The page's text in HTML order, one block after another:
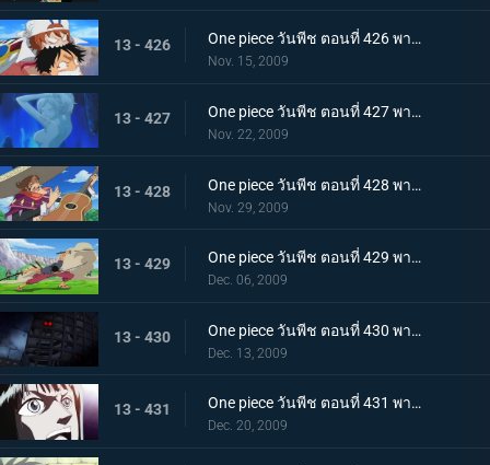
13 - 426 One piece วันพีช ตอนที่ 426 พากย์ไทย ตอนพิเศษก่อนเข้าภาคมูฟวี่ ความทะเยอทะยานของราชสีห์ทองคำที่เริ่มเคลื่อนไหว!
Nov. 15, 2009
13 - 427 One piece วันพีช ตอนที่ 427 พากย์ไทย ตอนพิเศษก่อนเข้าภาคมูฟวี่! ลิตเติ้ลอีสต์บลูที่ถูกหมายตา!
Nov. 22, 2009
13 - 428 One piece วันพีช ตอนที่ 428 พากย์ไทย ตอนพิเศษก่อนเข้าภาคมูฟวี่! โจรสลัดอามิโก้บุกโจมตี!
Nov. 29, 2009
13 - 429 One piece วันพีช ตอนที่ 429 พากย์ไทย ตอนพิเศษก่อนเข้าภาคมูฟวี่! ศึกชี้ชะตา ลูฟี่ ปะทะ ลาร์โก้
Dec. 06, 2009
13 - 430 One piece วันพีช ตอนที่ 430 พากย์ไทย เจ็ดเทพโจรสลัดที่ถูกจองจำ! ชายชาตรีแห่งท้องทะเล "จินเบ"
Dec. 13, 2009
13 - 431 One piece วันพีช ตอนที่ 431 พากย์ไทย กับดักของหัวหน้าผู้คุมชัลเดร! เลเวล 3 นรกแห่งความอดอยาก
Dec. 20, 2009